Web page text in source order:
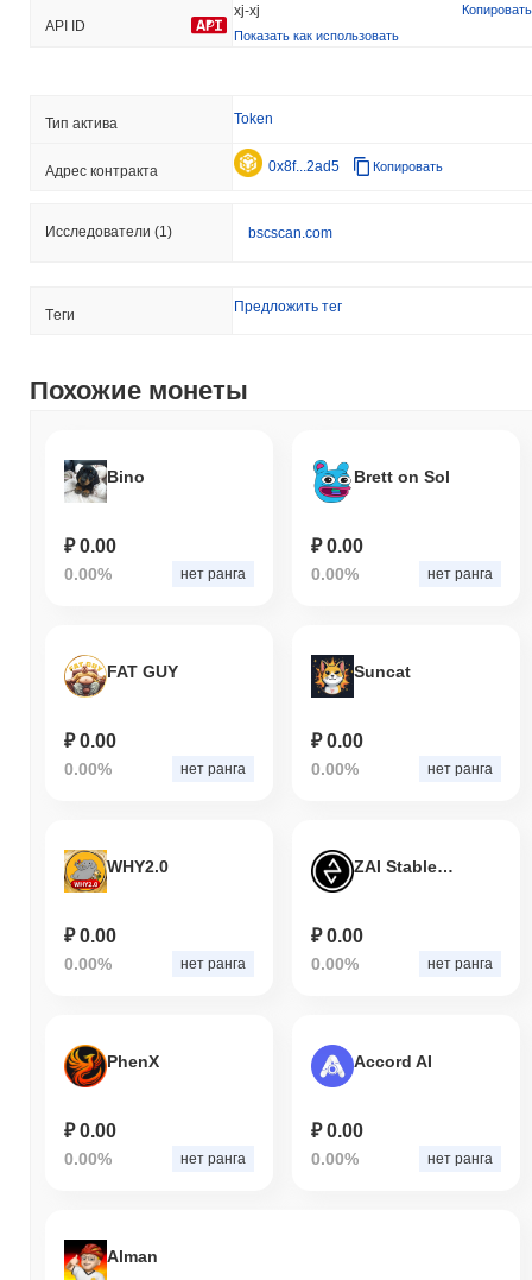
API ID
xj-xj
Копировать
Показать как использовать
Тип актива Token
Адрес контракта 0x8f...2ad5 Копировать
Исследователи (1) bscscan.com
Tеги Предложить тег
Похожие монеты
Bino
₽ 0.00
0.00% нет ранга
Brett on Sol
₽ 0.00
0.00% нет ранга
FAT GUY
₽ 0.00
0.00% нет ранга
Suncat
₽ 0.00
0.00% нет ранга
WHY2.0
₽ 0.00
0.00% нет ранга
ZAI Stablecoin
₽ 0.00
0.00% нет ранга
PhenX
₽ 0.00
0.00% нет ранга
Accord AI
₽ 0.00
0.00% нет ранга
Alman